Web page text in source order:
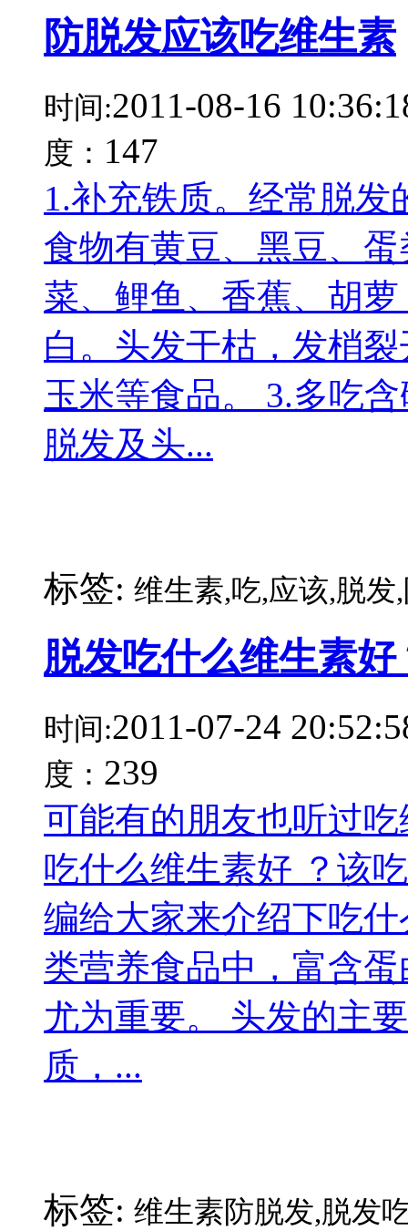
防脱发应该吃维生素
时间:2011-08-16
度： 147
1.补充铁质。经常脱
食物有黄豆、黑豆、
菜、鲤鱼、香蕉、胡
白。头发干枯，发梢
玉米等食品。 3.多吃
脱发及头...
标签: 维生素,吃,应该,脱发
脱发吃什么维生素
时间:2011-07-24
度： 239
可能有的朋友也听过
吃什么维生素好 ？该
编给大家来介绍下吃
类营养食品中，富含
尤为重要。 头发的主
质，...
标签: 维生素防脱发,脱发